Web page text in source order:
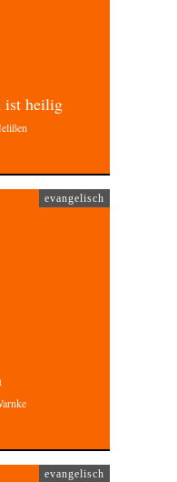
ist heilig
evangelisch
evangelisch